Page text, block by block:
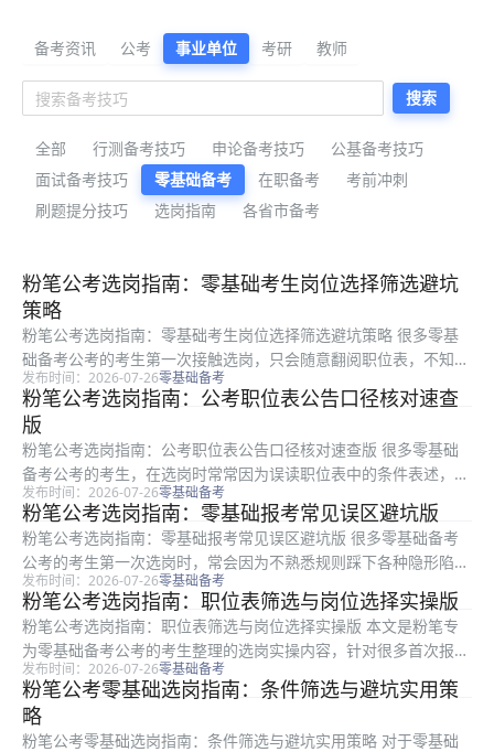
公考备考资料与公告解读
备考资讯 公考 事业单位 考研 教师
搜索
全部 行测备考技巧 申论备考技巧
公基备考技巧
面试备考技巧
零基础备考 在职备考
考前冲刺
刷题提分技巧
选岗指南 各省市备考
最新公考备考资料
粉笔公考选岗指南：零基础考生岗位选择筛选避坑
策略
粉笔公考选岗指南：零基础考生岗位选择筛选避坑策略 很多零基
础备考公考的考生第一次接触选岗，只会随意翻阅职位表，不知道
怎么结合自身条件科学筛选，也容易踩中隐形条件的陷阱，最终白
白浪费宝贵的报考机会。本文是粉笔结合多年选岗指导经验整理的
实用选岗...
发布时间：2026-07-26零基础备考
粉笔公考选岗指南：公考职位表公告口径核对速查
版
粉笔公考选岗指南：公考职位表公告口径核对速查版 很多零基础
备考公考的考生，在选岗时常常因为误读职位表中的条件表述，导
致资格初审不通过，白费前期备考精力。本文是粉笔整理的公考选
岗公告口径核对速查指南，面向所有零基础备考公考的考生，从核
心条件核...
发布时间：2026-07-26零基础备考
粉笔公考选岗指南：零基础报考常见误区避坑版
粉笔公考选岗指南：零基础报考常见误区避坑版 很多零基础备考
公考的考生第一次选岗时，常会因为不熟悉规则踩下各种隐形陷
阱，导致报名失败或后续入职后悔。本文是粉笔梳理的零基础选岗
避坑指南，围绕职位表核对、条件筛选、服务期异地报考、三不限
岗位选择四...
发布时间：2026-07-26零基础备考
粉笔公考选岗指南：职位表筛选与岗位选择实操版
粉笔公考选岗指南：职位表筛选与岗位选择实操版 本文是粉笔专
为零基础备考公考的考生整理的选岗实操内容，针对很多首次报考
的考生不会读职位表、不会筛选岗位的痛点，从基础条件梳理、诉
求筛选、避坑排查到最终确认，拆解了完整可直接照做的选岗步
骤，帮零基...
发布时间：2026-07-26零基础备考
粉笔公考零基础选岗指南：条件筛选与避坑实用策
略
粉笔公考零基础选岗指南：条件筛选与避坑实用策略 对于零基础